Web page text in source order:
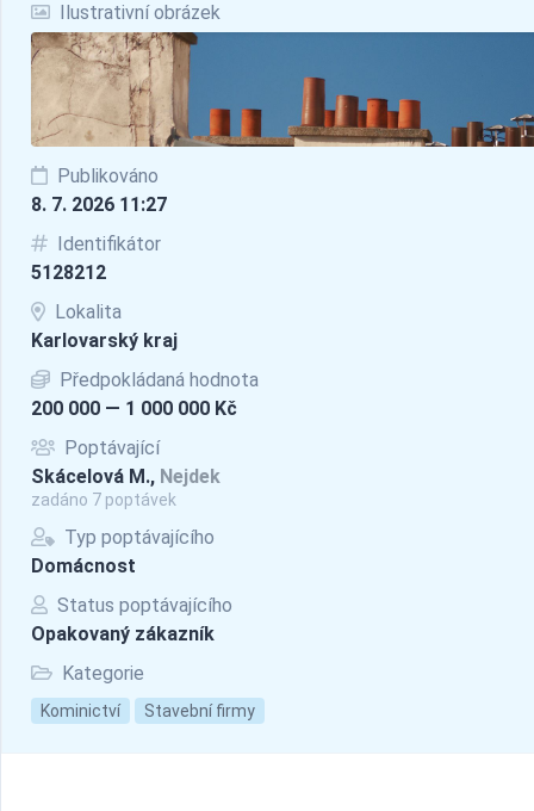
Ilustrativní obrázek
Publikováno
8. 7. 2026 11:27
Identifikátor
5128212
Lokalita
Karlovarský kraj
Předpokládaná hodnota
200 000 — 1 000 000 Kč
Poptávající
Skácelová M., Nejdek
zadáno 7 poptávek
Typ poptávajícího
Domácnost
Status poptávajícího
Opakovaný zákazník
Kategorie
Kominictví Stavební firmy